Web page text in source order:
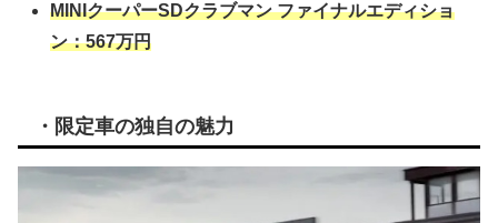
MINIクーパーSDクラブマン ファイナルエディショ
ン：567万円
・限定車の独自の魅力